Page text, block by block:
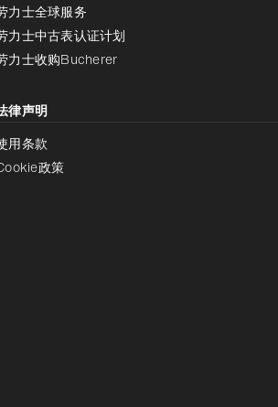
力士全球服务
力士中古表认证计划
力士收购Bucherer
律声明
用条款
政策